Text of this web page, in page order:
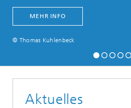
MEHR INFO
© Thomas Kuhlenbeck
Aktuelles